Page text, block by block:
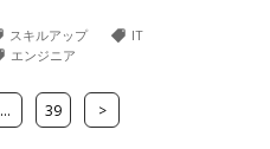
スキルアップ
IT
エンジニア
… 39 >